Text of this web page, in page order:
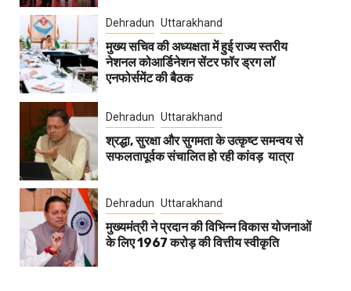
Dehradun Uttarakhand
मुख्य सचिव की अध्यक्षता में हुई राज्य स्तरीय
नेशनल कोआर्डिनेशन सेंटर फॉर ड्रग लॉ
एनफोर्समेंट की बैठक
Dehradun Uttarakhand
श्रद्धा, सुरक्षा और सुगमता के उत्कृष्ट समन्वय से
सफलतापूर्वक संचालित हो रही कांवड़ यात्रा
Dehradun Uttarakhand
मुख्यमंत्री ने प्रदान की विभिन्न विकास योजनाओं
के लिए 1967 करोड़ की वित्तीय स्वीकृति